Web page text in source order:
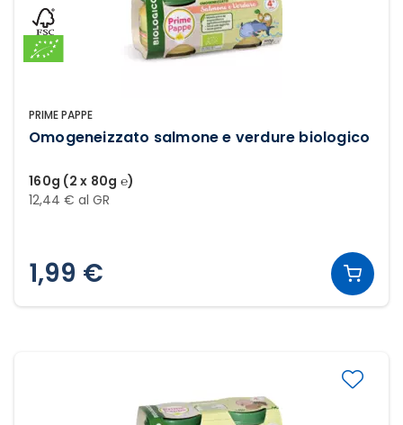
PRIME PAPPE
Omogeneizzato salmone e verdure biologico
160g (2 x 80g ℮)
12,44 € al GR
1,99 €